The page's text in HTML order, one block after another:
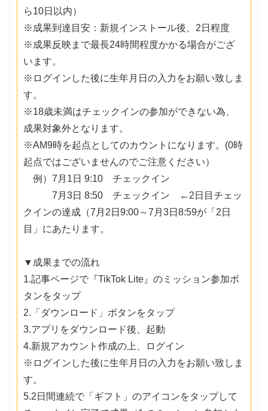
ら10日以内）
※成果到達目安：新規インストール後、2日程度
※成果反映まで最長24時間程度かかる場合がござ
います。
※ログインした後に生年月日の入力をお願い致しま
す。
※18歳未満はチェックインの参加ができない為、
成果対象外となります。
※AM9時を起点としてのカウントになります。(0時
起点ではございませんのでご注意ください）
例）7月1日 9:10 チェックイン
7月3日 8:50 チェックイン ←2日目チェッ
クインの達成（7月2日9:00～7月3日8:59が「2日
目」にあたります。
▼成果までの流れ
1.記事ページで『TikTok Lite』のミッション参加ボ
タンをタップ
2.「ダウンロード」ボタンをタップ
3.アプリをダウンロード後、起動
4.新規アカウント作成の上、ログイン
※ログインした後に生年月日の入力をお願い致しま
す。
5.2日間連続で「ギフト」のアイコンをタップして